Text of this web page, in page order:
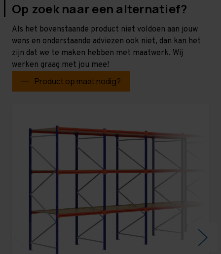
Op zoek naar een alternatief?
Als het bovenstaande product niet voldoen aan jouw
wens en onderstaande adviezen ook niet, dan kan het
zijn dat we te maken hebben met maatwerk. Wij
werken graag met jou mee!
Product op maat nodig?